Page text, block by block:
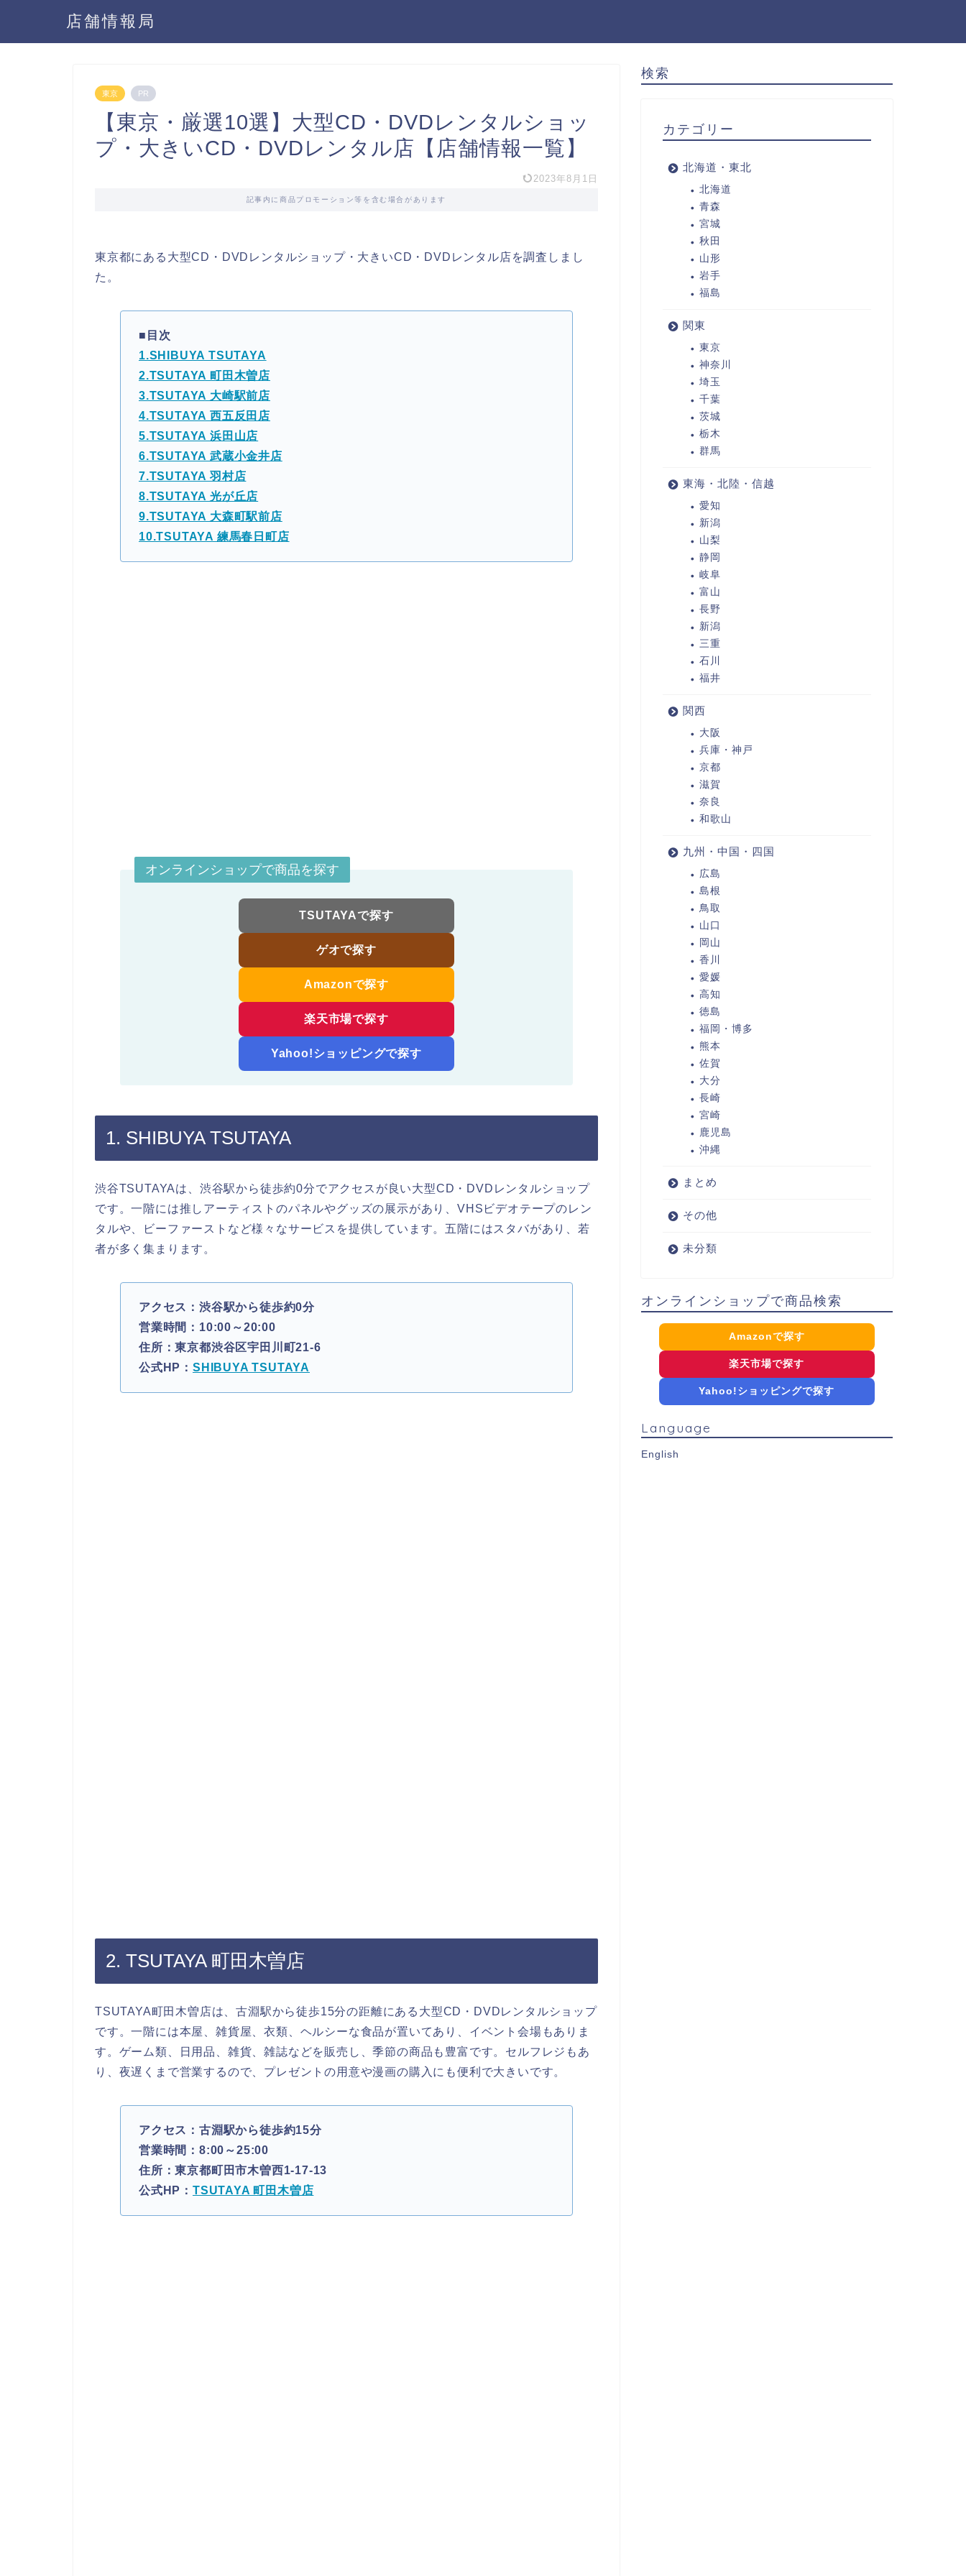
店舗情報局
東京 PR
【東京・厳選10選】大型CD・DVDレンタルショッ
プ・大きいCD・DVDレンタル店【店舗情報一覧】
2023年8月1日
記事内に商品プロモーション等を含む場合があります
東京都にある大型CD・DVDレンタルショップ・大きいCD・DVDレンタル店を調査しまし
た。
■目次
1.SHIBUYA TSUTAYA
2.TSUTAYA 町田木曽店
3.TSUTAYA 大崎駅前店
4.TSUTAYA 西五反田店
5.TSUTAYA 浜田山店
6.TSUTAYA 武蔵小金井店
7.TSUTAYA 羽村店
8.TSUTAYA 光が丘店
9.TSUTAYA 大森町駅前店
10.TSUTAYA 練馬春日町店
オンラインショップで商品を探す
TSUTAYAで探す
ゲオで探す
Amazonで探す
楽天市場で探す
Yahoo!ショッピングで探す
1. SHIBUYA TSUTAYA
渋谷TSUTAYAは、渋谷駅から徒歩約0分でアクセスが良い大型CD・DVDレンタルショップ
です。一階には推しアーティストのパネルやグッズの展示があり、VHSビデオテープのレン
タルや、ビーファーストなど様々なサービスを提供しています。五階にはスタバがあり、若
者が多く集まります。
アクセス：渋谷駅から徒歩約0分
営業時間：10:00～20:00
住所：東京都渋谷区宇田川町21-6
公式HP： SHIBUYA TSUTAYA
2. TSUTAYA 町田木曽店
TSUTAYA町田木曽店は、古淵駅から徒歩15分の距離にある大型CD・DVDレンタルショップ
です。一階には本屋、雑貨屋、衣類、ヘルシーな食品が置いてあり、イベント会場もありま
す。ゲーム類、日用品、雑貨、雑誌などを販売し、季節の商品も豊富です。セルフレジもあ
り、夜遅くまで営業するので、プレゼントの用意や漫画の購入にも便利で大きいです。
アクセス：古淵駅から徒歩約15分
営業時間：8:00～25:00
住所：東京都町田市木曽西1-17-13
公式HP： TSUTAYA 町田木曽店
検索
カテゴリー
北海道・東北
北海道
青森
宮城
秋田
山形
岩手
福島
関東
東京
神奈川
埼玉
千葉
茨城
栃木
群馬
東海・北陸・信越
愛知
新潟
山梨
静岡
岐阜
富山
長野
新潟
三重
石川
福井
関西
大阪
兵庫・神戸
京都
滋賀
奈良
和歌山
九州・中国・四国
広島
島根
鳥取
山口
岡山
香川
愛媛
高知
徳島
福岡・博多
熊本
佐賀
大分
長崎
宮崎
鹿児島
沖縄
まとめ
その他
未分類
オンラインショップで商品検索
Amazonで探す
楽天市場で探す
Yahoo!ショッピングで探す
Language
English